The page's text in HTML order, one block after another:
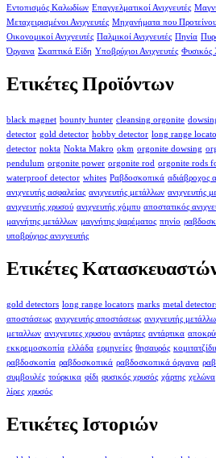
Εντοπισμός Καλωδίων Επαγγελματικοί Ανιχνευτές
Μεταχειρισμένοι Ανιχνευτές Μηχανήματα που
Οικονομικοί Ανιχνευτές Παλμικοί Ανιχνευτές Πηνία
Όργανα Σκαπτικά Είδη Υποβρύχιοι Ανιχνευτές Φυσικός
Ετικέτες Προϊόντων
black magnet bounty hunter cleansing orgonite
detector gold detector hobby detector long range
detector nokta Nokta Makro okm orgonite dowsing
pendulum orgonite power orgonite rod orgonite rods
waterproof detector whites Ραβδοσκοπικά αδιάβροχος
ανιχνευτής ασφαλείας ανιχνευτής μετάλλων ανιχνευτής
ανιχνευτής χρυσού ανιχνευτής χόμπυ αποστατικός
μαγνήτης μετάλλων μαγνήτης ψαρέματος πηνίο
υποβρύχιος ανιχνευτής
Ετικέτες
gold detectors long range locators marks metal
αποστάσεως ανιχνευτής αποστάσεως ανιχνευτής
μεταλλων ανιχνευτες χρυσου αντάρτες αντάρτικα
εκκρεμοσκοπία ελλάδα ερμηνείες θησαυρός
ραβδοσκοπία ραβδοσκοπικά ραβδοσκοπικά όργανα
συμβουλές τούρκικα φίδι φυσικός χρυσός χάρτης χελώνα
λίρες χρυσός
Ετικέτες Ιστοριών